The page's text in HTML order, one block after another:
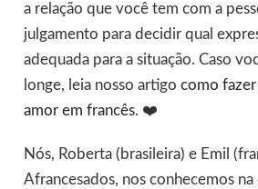
a relação que você tem com a
julgamento para decidir qual
adequada para a situação. Caso
longe, leia nosso artigo como fazer
amor em francês. ❤️
Nós, Roberta (brasileira) e Emil
Afrancesados, nos conhecemos